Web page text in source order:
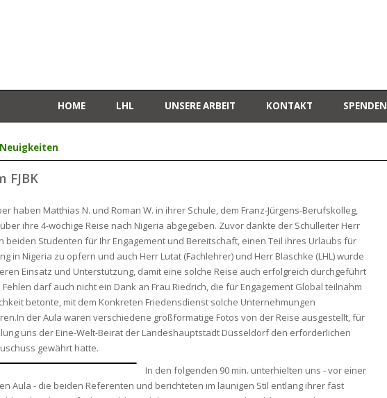
HOME LHL UNSERE ARBEIT KONTAKT SPENDEN
Neuigkeiten
FJBK
haben Matthias N. und Roman W. in ihrer Schule, dem Franz-Jürgens-Berufskolleg,
ihre 4-wöchige Reise nach Nigeria abgegeben. Zuvor dankte der Schulleiter Herr
beiden Studenten für Ihr Engagement und Bereitschaft, einen Teil ihres Urlaubs für
in Nigeria zu opfern und auch Herr Lutat (Fachlehrer) und Herr Blaschke (LHL) wurde
Einsatz und Unterstützung, damit eine solche Reise auch erfolgreich durchgeführt
darf auch nicht ein Dank an Frau Riedrich, die für Engagement Global teilnahm
betonte, mit dem Konkreten Friedensdienst solche Unternehmungen
der Aula waren verschiedene großformatige Fotos von der Reise ausgestellt, für
uns der Eine-Welt-Beirat der Landeshauptstadt Düsseldorf den erforderlichen
gewährt hatte.
In den folgenden 90 min. unterhielten uns - vor einer
Aula - die beiden Referenten und berichteten im launigen Stil entlang ihrer fast